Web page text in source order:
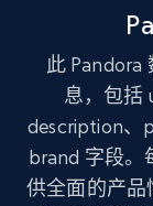
1.7K+
此 Pandora
息，包括
description、
brand 字段。
供全面的产